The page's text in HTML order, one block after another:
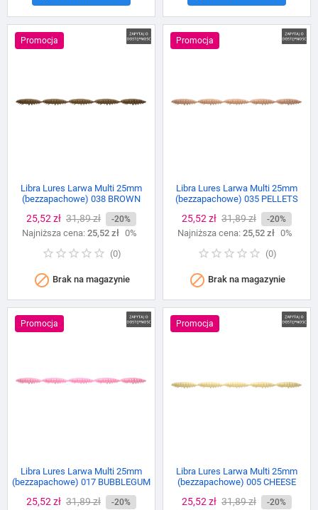
Promocja
Libra Lures Larwa Multi 25mm
(bezzapachowe) 038 BROWN
Cena
25,52 zł Cena
podstawowa
31,89 zł -20%
Najniższa cena: 25,52 zł 0%
(0)
 Brak na magazynie
Promocja
Libra Lures Larwa Multi 25mm
(bezzapachowe) 035 PELLETS
Cena
25,52 zł Cena
podstawowa
31,89 zł -20%
Najniższa cena: 25,52 zł 0%
(0)
 Brak na magazynie
Promocja
Libra Lures Larwa Multi 25mm
(bezzapachowe) 017 BUBBLEGUM
Cena
25,52 zł Cena
31,89 zł -20%
Promocja
Libra Lures Larwa Multi 25mm
(bezzapachowe) 005 CHEESE
Cena
25,52 zł Cena
31,89 zł -20%